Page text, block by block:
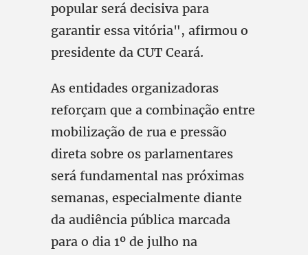
popular será decisiva para
garantir essa vitória", afirmou o
presidente da CUT Ceará.
As entidades organizadoras
reforçam que a combinação entre
mobilização de rua e pressão
direta sobre os parlamentares
será fundamental nas próximas
semanas, especialmente diante
da audiência pública marcada
para o dia 1º de julho na